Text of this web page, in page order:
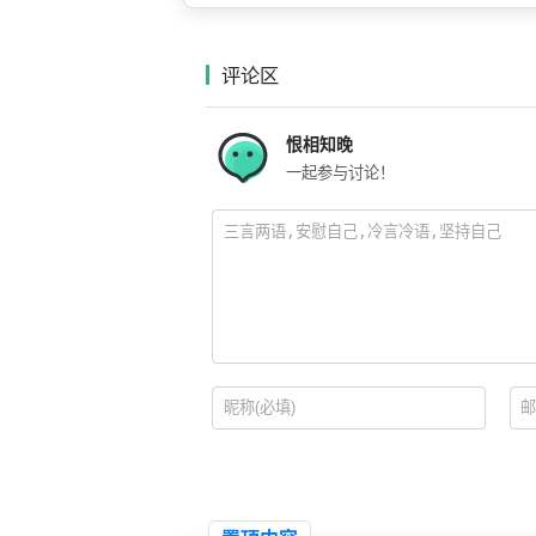
评论区
恨相知晚
一起参与讨论！